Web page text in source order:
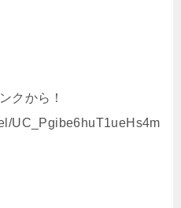
クから！
UC_Pgibe6huT1ueHs4m